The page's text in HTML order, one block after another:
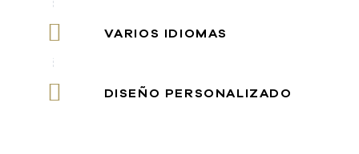
VARIOS IDIOMAS
DISEÑO PERSONALIZADO